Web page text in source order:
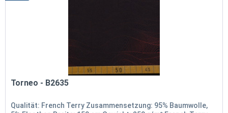
Torneo - B2635
Qualität: French Terry Zusammensetzung: 95% Baumwolle,